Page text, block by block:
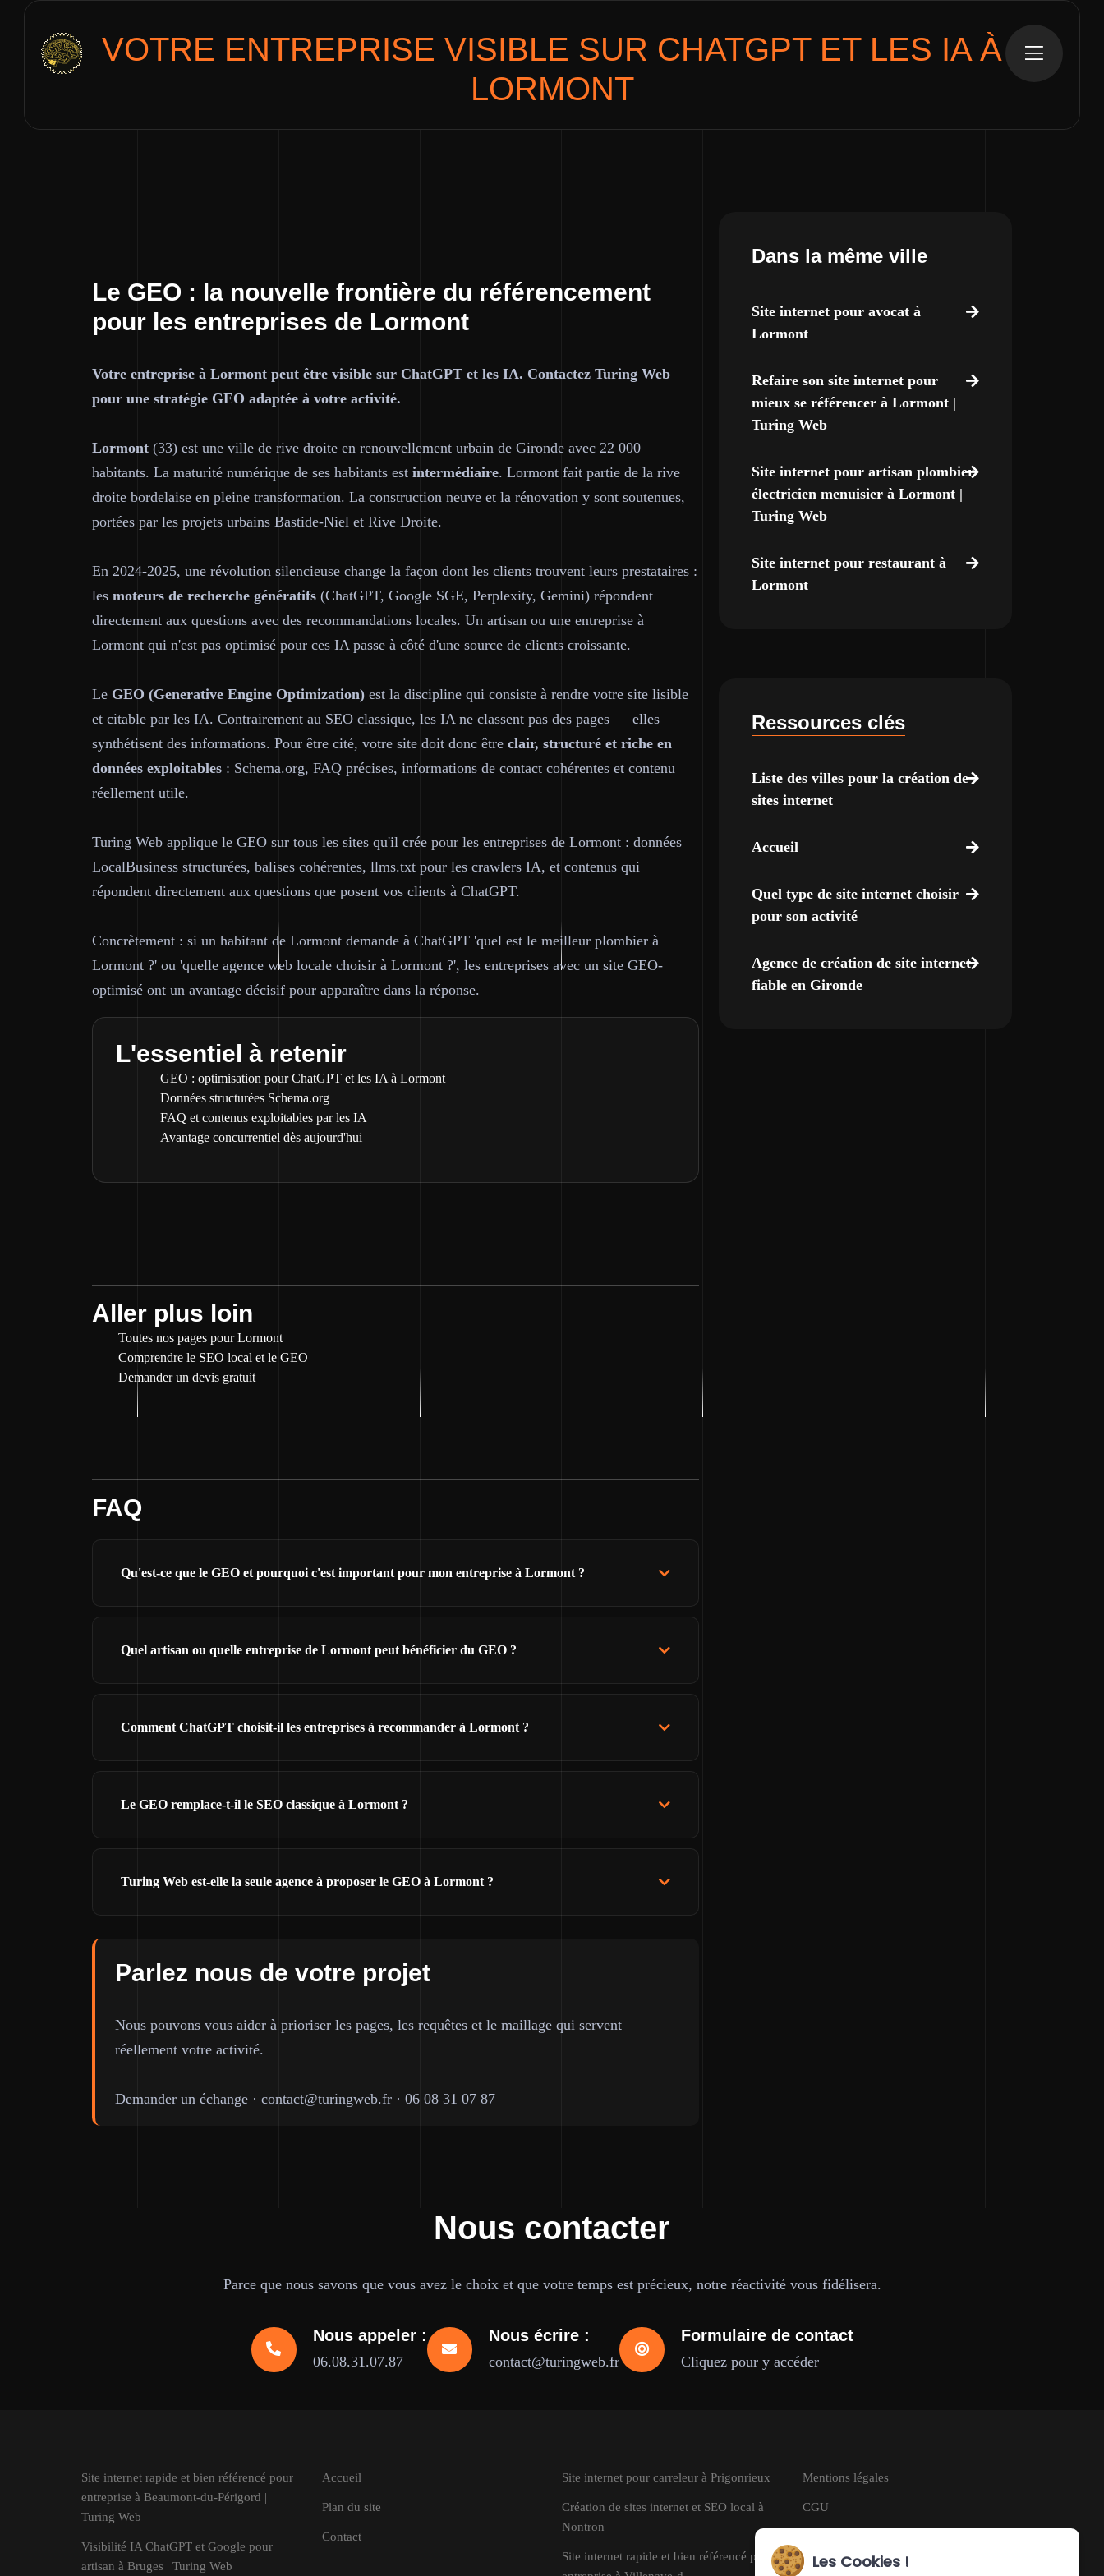
VOTRE ENTREPRISE VISIBLE SUR CHATGPT ET LES IAÀ
LORMONT
Le GEO : la nouvelle frontière du référencement
pour les entreprises de Lormont
Votre entreprise à Lormont peut être visible sur ChatGPT et les IA. Contactez Turing Web
pour une stratégie GEO adaptée à votre activité.
Lormont (33) est une ville de rive droite en renouvellement urbain de Gironde avec 22 000
habitants. La maturité numérique de ses habitants est intermédiaire. Lormont fait partie de la rive
droite bordelaise en pleine transformation. La construction neuve et la rénovation y sont soutenues,
portées par les projets urbains Bastide-Niel et Rive Droite.
En 2024-2025, une révolution silencieuse change la façon dont les clients trouvent leurs prestataires :
les moteurs de recherche génératifs (ChatGPT, Google SGE, Perplexity, Gemini) répondent
directement aux questions avec des recommandations locales. Un artisan ou une entreprise à
Lormont qui n'est pas optimisé pour ces IA passe à côté d'une source de clients croissante.
Le GEO (Generative Engine Optimization) est la discipline qui consiste à rendre votre site lisible
et citable par les IA. Contrairement au SEO classique, les IA ne classent pas des pages — elles
synthétisent des informations. Pour être cité, votre site doit donc être clair, structuré et riche en
données exploitables : Schema.org, FAQ précises, informations de contact cohérentes et contenu
réellement utile.
Turing Web applique le GEO sur tous les sites qu'il crée pour les entreprises de Lormont : données
LocalBusiness structurées, balises cohérentes, llms.txt pour les crawlers IA, et contenus qui
répondent directement aux questions que posent vos clients à ChatGPT.
Concrètement : si un habitant de Lormont demande à ChatGPT 'quel est le meilleur plombier à
Lormont ?' ou 'quelle agence web locale choisir à Lormont ?', les entreprises avec un site GEO-
optimisé ont un avantage décisif pour apparaître dans la réponse.
L'essentiel à retenir
GEO : optimisation pour ChatGPT et les IA à Lormont
Données structurées Schema.org
FAQ et contenus exploitables par les IA
Avantage concurrentiel dès aujourd'hui
Aller plus loin
Toutes nos pages pour Lormont
Comprendre le SEO local et le GEO
Demander un devis gratuit
FAQ
Qu'est-ce que le GEO et pourquoi c'est important pour mon entreprise à Lormont ?
Quel artisan ou quelle entreprise de Lormont peut bénéficier du GEO ?
Comment ChatGPT choisit-il les entreprises à recommander à Lormont ?
Le GEO remplace-t-il le SEO classique à Lormont ?
Turing Web est-elle la seule agence à proposer le GEO à Lormont ?
Parlez nous de votre projet
Nous pouvons vous aider à prioriser les pages, les requêtes et le maillage qui servent
réellement votre activité.
Demander un échange · contact@turingweb.fr · 06 08 31 07 87
Dans la même ville
Site internet pour avocat à
Lormont
Refaire son site internet pour
mieux se référencer à Lormont |
Turing Web
Site internet pour artisan plombier
électricien menuisier à Lormont |
Turing Web
Site internet pour restaurant à
Lormont
Ressources clés
Liste des villes pour la création de
sites internet
Accueil
Quel type de site internet choisir
pour son activité
Agence de création de site internet
fiable en Gironde
Nous contacter
Parce que nous savons que vous avez le choix et que votre temps est précieux, notre réactivité vous fidélisera.
Nous appeler :
06.08.31.07.87
Nous écrire :
contact@turingweb.fr
Formulaire de contact
Cliquez pour y accéder
Site internet rapide et bien référencé pour
entreprise à Beaumont-du-Périgord |
Turing Web
Visibilité IA ChatGPT et Google pour
artisan à Bruges | Turing Web
Accueil
Plan du site
Contact
Site internet pour carreleur à Prigonrieux
Création de sites internet et SEO local à
Nontron
Site internet rapide et bien référencé pour
Mentions légales
CGU
Les Cookies !